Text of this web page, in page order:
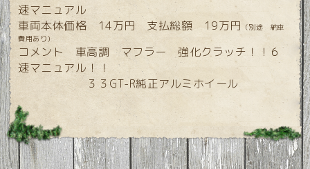
速マニュアル
車両本体価格 14万円 支払総額 19万円 （別途 納車
費用あり）
コメント 車高調 マフラー 強化クラッチ！！６
速マニュアル！！
３３GT-R純正アルミホイール